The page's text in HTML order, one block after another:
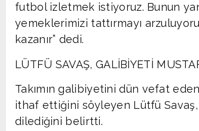
futbol izletmek istiyoruz. Bunun
yemeklerimizi tattırmayı
kazanır” dedi.
LÜTFÜ SAVAŞ, GALİBİYETİ
Takımın galibiyetini dün vefat eden
ithaf ettiğini söyleyen Lütfü
dilediğini belirtti.